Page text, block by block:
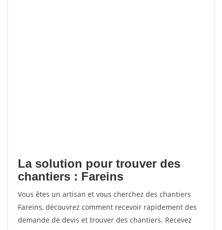
La solution pour trouver des
chantiers : Fareins
Vous êtes un artisan et vous cherchez des chantiers
Fareins, découvrez comment recevoir rapidement des
demande de devis et trouver des chantiers. Recevez